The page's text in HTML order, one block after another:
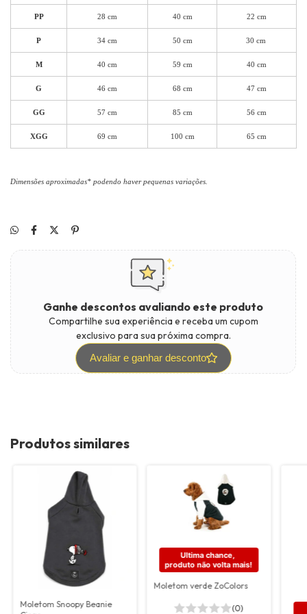
PP 28 cm 40 cm 22 cm
P 34 cm 50 cm 30 cm
M 40 cm 59 cm 40 cm
G 46 cm 68 cm 47 cm
GG 57 cm 85 cm 56 cm
XGG 69 cm 100 cm 65 cm
Dimensões aproximadas* podendo haver pequenas variações.
Ganhe descontos avaliando este produto
Compartilhe sua experiência e receba um cupom
exclusivo para sua próxima compra.
Avaliar e ganhar desconto
Produtos similares
Moletom Snoopy Beanie
Ultima chance,
produto não volta mais!
Moletom verde ZoColors
(0)